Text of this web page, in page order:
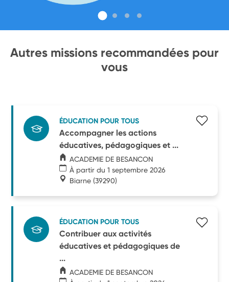
Autres missions recommandées pour
vous
ÉDUCATION POUR TOUS
Accompagner les actions
éducatives, pédagogiques et ...
ACADEMIE DE BESANCON
À partir du 1 septembre 2026
Biarne (39290)
ÉDUCATION POUR TOUS
Contribuer aux activités
éducatives et pédagogiques de
...
ACADEMIE DE BESANCON